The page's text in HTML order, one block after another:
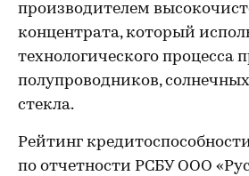
производителем
концентрата, который
технологического процесса
полупроводников,
стекла.
Рейтинг
по отчетности РСБУ ООО